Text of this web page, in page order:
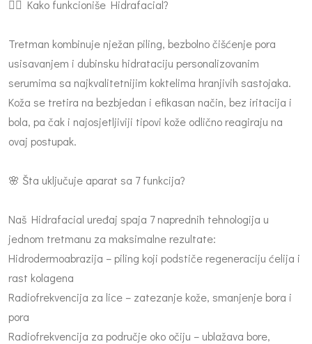
🧖‍♀️ Kako funkcioniše Hidrafacial?
Tretman kombinuje nježan piling, bezbolno čišćenje pora
usisavanjem i dubinsku hidrataciju personalizovanim
serumima sa najkvalitetnijim koktelima hranjivih sastojaka.
Koža se tretira na bezbjedan i efikasan način, bez iritacija i
bola, pa čak i najosjetljiviji tipovi kože odlično reagiraju na
ovaj postupak.
🌸 Šta uključuje aparat sa 7 funkcija?
Naš Hidrafacial uređaj spaja 7 naprednih tehnologija u
jednom tretmanu za maksimalne rezultate:
Hidrodermoabrazija – piling koji podstiče regeneraciju ćelija i
rast kolagena
Radiofrekvencija za lice – zatezanje kože, smanjenje bora i
pora
Radiofrekvencija za područje oko očiju – ublažava bore,